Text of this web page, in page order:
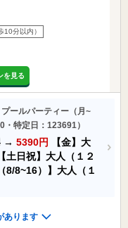
10分以内）
を見る
ールパーティー（月~
特定日：123691）
→ 5390円
【金】大
【土日祝】大人（１２
8/8~16）】大人（１
あります